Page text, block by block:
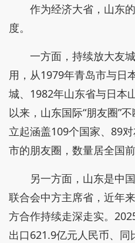
作为经济大省，山东的
度。
一方面，持续放大友城
用，从1979年青岛市与日
城、1982年山东省与日本
以来，山东国际“朋友圈”
立起涵盖109个国家、89
市的朋友圈，数量居全国前
另一方面，山东是中国
联合会中方主席省，近年
方合作持续走深走实。
出口621.9亿元人民币、同